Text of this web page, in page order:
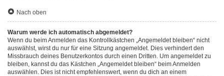
Nach oben
Warum werde ich automatisch abgemeldet?
Wenn du beim Anmelden das Kontrollkästchen „Angemeldet bleiben“ nicht
auswählst, wirst du nur für eine Sitzung angemeldet. Dies verhindert den
Missbrauch deines Benutzerkontos durch einen Dritten. Um angemeldet zu
bleiben, kannst du das Kästchen „Angemeldet bleiben“ beim Anmelden
auswählen. Dies ist nicht empfehlenswert, wenn du dich an einem